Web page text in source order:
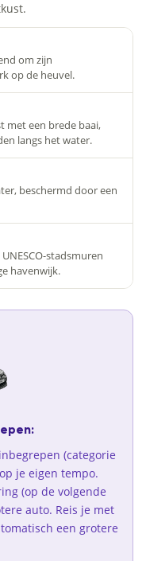
om zijn
op de heuvel.
met een brede baai,
langs het water.
beschermd door een
stadsmuren
havenwijk.
(categorie
je eigen tempo.
(op de volgende
auto. Reis je met
een grotere